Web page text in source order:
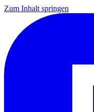
Zum Inhalt springen